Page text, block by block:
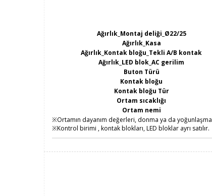
Ağırlık_Montaj deliği_Ø22/25
Ağırlık_Kasa
Ağırlık_Kontak bloğu_Tekli A/B kontak
Ağırlık_LED blok_AC gerilim
Buton Türü
Kontak bloğu
Kontak bloğu Tür
Ortam sıcaklığı
Ortam nemi
※Ortamın dayanım değerleri, donma ya da
※Kontrol birimi , kontak blokları, LED bloklar ayrı satılır.